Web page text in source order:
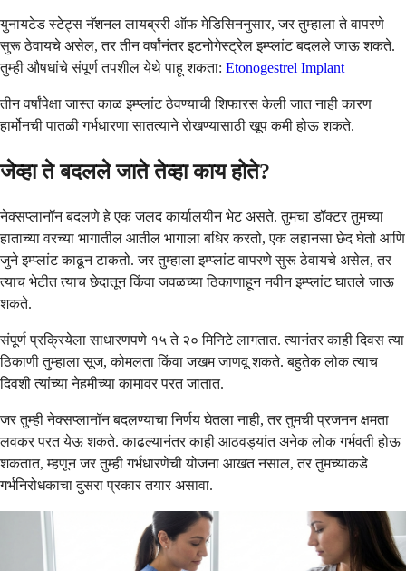
युनायटेड स्टेट्स नॅशनल लायब्ररी ऑफ मेडिसिननुसार, जर तुम्हाला ते वापरणे
सुरू ठेवायचे असेल, तर तीन वर्षांनंतर इटनोगेस्ट्रेल इम्प्लांट बदलले जाऊ शकते.
तुम्ही औषधांचे संपूर्ण तपशील येथे पाहू शकता: Etonogestrel Implant
तीन वर्षांपेक्षा जास्त काळ इम्प्लांट ठेवण्याची शिफारस केली जात नाही कारण
हार्मोनची पातळी गर्भधारणा सातत्याने रोखण्यासाठी खूप कमी होऊ शकते.
जेव्हा ते बदलले जाते तेव्हा काय होते?
नेक्सप्लानॉन बदलणे हे एक जलद कार्यालयीन भेट असते. तुमचा डॉक्टर तुमच्या
हाताच्या वरच्या भागातील आतील भागाला बधिर करतो, एक लहानसा छेद घेतो आणि
जुने इम्प्लांट काढून टाकतो. जर तुम्हाला इम्प्लांट वापरणे सुरू ठेवायचे असेल, तर
त्याच भेटीत त्याच छेदातून किंवा जवळच्या ठिकाणाहून नवीन इम्प्लांट घातले जाऊ
शकते.
संपूर्ण प्रक्रियेला साधारणपणे १५ ते २० मिनिटे लागतात. त्यानंतर काही दिवस त्या
ठिकाणी तुम्हाला सूज, कोमलता किंवा जखम जाणवू शकते. बहुतेक लोक त्याच
दिवशी त्यांच्या नेहमीच्या कामावर परत जातात.
जर तुम्ही नेक्सप्लानॉन बदलण्याचा निर्णय घेतला नाही, तर तुमची प्रजनन क्षमता
लवकर परत येऊ शकते. काढल्यानंतर काही आठवड्यांत अनेक लोक गर्भवती होऊ
शकतात, म्हणून जर तुम्ही गर्भधारणेची योजना आखत नसाल, तर तुमच्याकडे
गर्भनिरोधकाचा दुसरा प्रकार तयार असावा.